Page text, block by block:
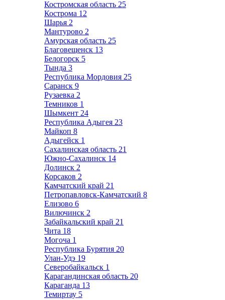
Костромская область 25
Кострома 12
Шарья 2
Мантурово 2
Амурская область 25
Благовещенск 13
Белогорск 5
Тында 3
Республика Мордовия 25
Саранск 9
Рузаевка 2
Темников 1
Шымкент 24
Республика Адыгея 23
Майкоп 8
Адыгейск 1
Сахалинская область 21
Южно-Сахалинск 14
Долинск 2
Корсаков 2
Камчатский край 21
Петропавловск-Камчатский 8
Елизово 6
Вилючинск 2
Забайкальский край 21
Чита 18
Могоча 1
Республика Бурятия 20
Улан-Удэ 19
Северобайкальск 1
Карагандинская область 20
Караганда 13
Темиртау 5